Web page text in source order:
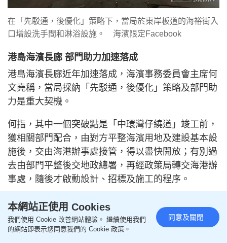
在「先駁通，後優化」策略下，當局於東岸板道的海裕街入
口增設洗手間和淋浴設施。 海濱限定Facebook
港島海濱長廊 部門助力加速落成
港島海濱長廊近年加速落成，海濱事務委員會主席何
文堯稱，當局採納「先駁通，後優化」策略及部門助
力是重大契機。
何指，其中一個突破點是「中環灣仔繞道」竣工前，
獲相關部門配合，由對方平整海濱用地及建設基本設
施後，交由海港辦事處接管，得以盡快開放；有別過
去由部門平整後交地政總署，再經政策局轉交海港辦
事處，隨後才啟動設計、招標及施工的程序。
與私人發展綑綁 亦具助力
有海濱事務委員會前成員指，過去委員會成員多聆
聽，現時則勇於表達意見，甚至主動聯絡部門協調，
本網站正使用 Cookies
我們使用 Cookie 改善網站體驗。 繼續使用我們
的網站即表示您同意我們的 Cookie 政策。
同意及關閉